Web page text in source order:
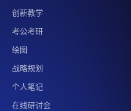
创新教学
考公考研
绘图
战略规划
个人笔记
在线研讨会